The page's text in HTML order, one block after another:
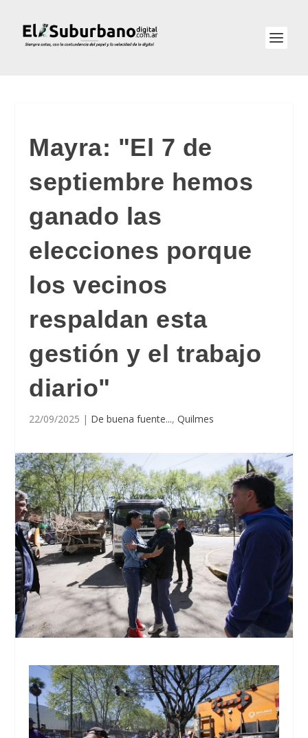
Mayra: "El 7 de
septiembre hemos
ganado las
elecciones porque
los vecinos
respaldan esta
gestión y el trabajo
diario"
22/09/2025 | De buena fuente...,Quilmes